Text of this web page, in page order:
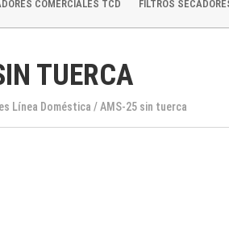
COMERCIALES TCD FILTROS
TUERCA
Línea Doméstica / AMS-25 sin tuerca